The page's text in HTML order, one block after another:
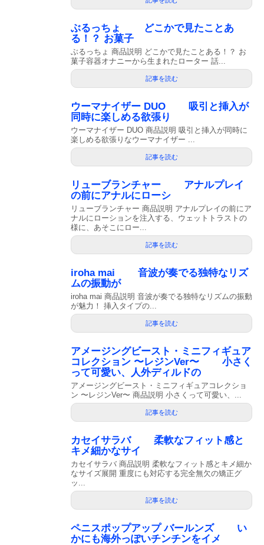
ぶるっちょ どこかで見たことあ
る！？ お菓子
ぶるっちょ 商品説明 どこかで見たことある！？ お
菓子容器オナニーから生まれたローター 話...
記事を読む
ウーマナイザー DUO 吸引と挿入が
同時に楽しめる欲張り
ウーマナイザー DUO 商品説明 吸引と挿入が同時に
楽しめる欲張りなウーマナイザー ...
記事を読む
リューブランチャー アナルプレイ
の前にアナルにローシ
リューブランチャー 商品説明 アナルプレイの前にア
ナルにローションを注入する、ウェットトラストの
様に、あそこにロー...
記事を読む
iroha mai 音波が奏でる独特なリズ
ムの振動が
iroha mai 商品説明 音波が奏でる独特なリズムの振動
が魅力！ 挿入タイプの...
記事を読む
アメージングビースト・ミニフィギュア
コレクション 〜レジンVer〜 小さく
って可愛い、人外ディルドの
アメージングビースト・ミニフィギュアコレクショ
ン 〜レジンVer〜 商品説明 小さくって可愛い、...
記事を読む
カセイサラバ 柔軟なフィット感と
キメ細かなサイ
カセイサラバ 商品説明 柔軟なフィット感とキメ細か
なサイズ展開 重度にも対応する完全無欠の矯正グ
ッ...
記事を読む
ペニスポップアップ バールンズ い
かにも海外っぽいチンチンをイメ